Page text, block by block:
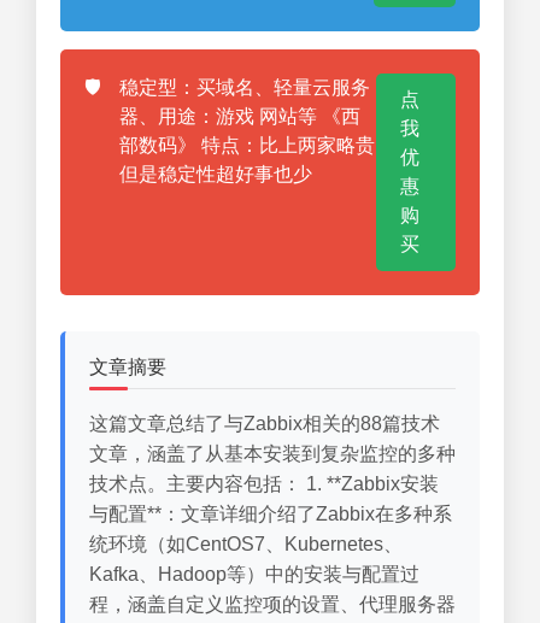
🛡️
稳定型：买域名、轻量云服务
器、用途：游戏 网站等 《西
部数码》 特点：比上两家略贵
但是稳定性超好事也少
点
我
优
惠
购
买
文章摘要
这篇文章总结了与Zabbix相关的88篇技术
文章，涵盖了从基本安装到复杂监控的多种
技术点。主要内容包括： 1. **Zabbix安装
与配置**：文章详细介绍了Zabbix在多种系
统环境（如CentOS7、Kubernetes、
Kafka、Hadoop等）中的安装与配置过
程，涵盖自定义监控项的设置、代理服务器